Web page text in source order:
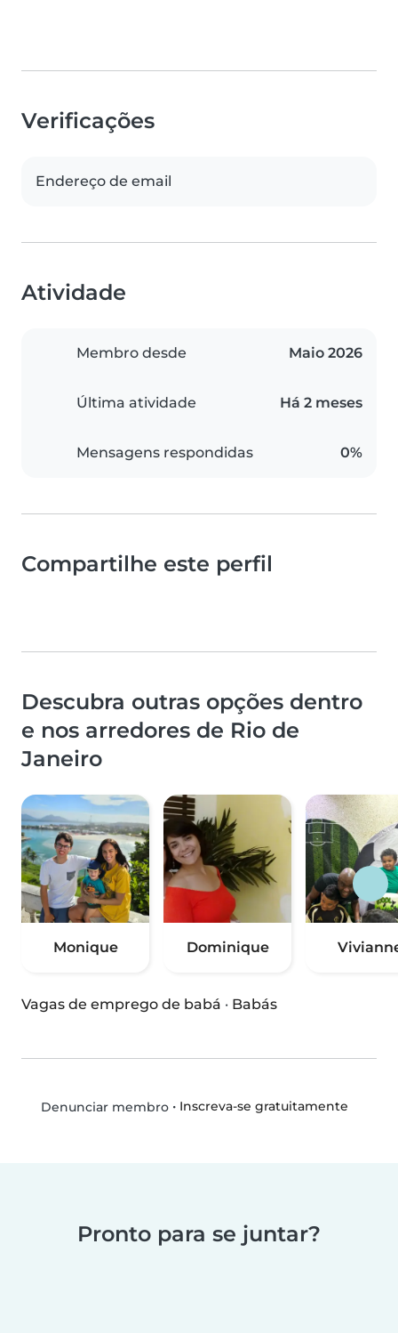
Verificações
Endereço de email
Atividade
Membro desde Maio 2026
Última atividade Há 2 meses
Mensagens respondidas 0%
Compartilhe este perfil
Descubra outras opções dentro
e nos arredores de Rio de
Janeiro
Monique Dominique
Vagas de emprego de babá · Babás
Denunciar membro• Inscreva-se gratuitamente
Pronto para se juntar?